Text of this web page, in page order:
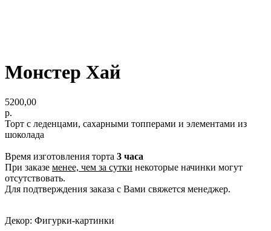
Монстер Хай
5200,00
р.
Торт с леденцами, сахарными топперами и элементами из
шоколада
Время изготовления торта 3 часа
При заказе менее, чем за сутки некоторые начинки могут
отсутствовать.
Для подтверждения заказа с Вами свяжется менеджер.
Декор: Фигурки-картинки